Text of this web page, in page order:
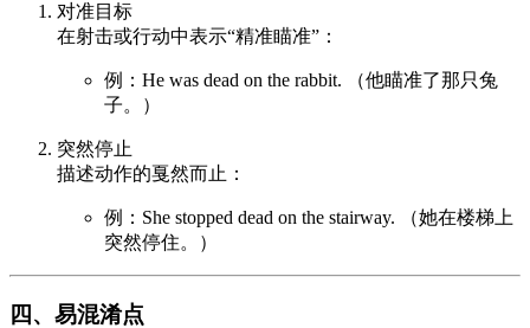
对准目标
在射击或行动中表示“精准瞄准”：
例：He was dead on the rabbit. （他瞄准了那只兔
子。）
突然停止
描述动作的戛然而止：
例：She stopped dead on the stairway. （她在楼梯上
突然停住。）
四、易混淆点